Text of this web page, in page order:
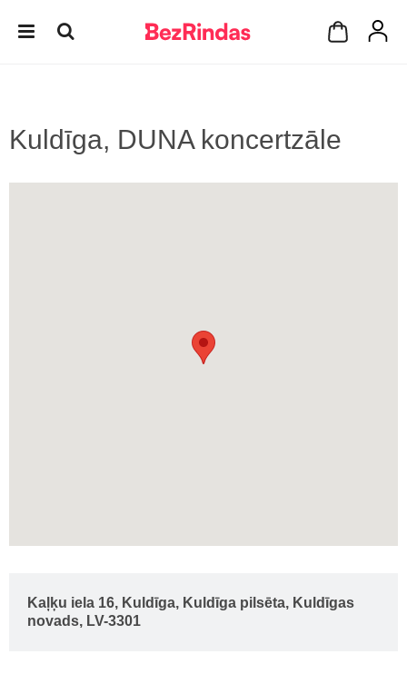
Kuldīga, DUNA koncertzāle
Kaļķu iela 16, Kuldīga, Kuldīga pilsēta, Kuldīgas
novads, LV-3301